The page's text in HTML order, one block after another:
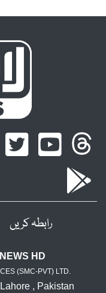
رابطہ کریں
HD
(SMC-PVT) LTD.
, Pakistan